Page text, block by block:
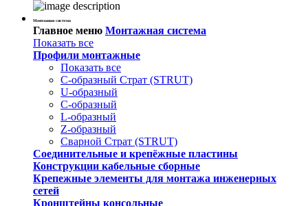
Монтажная система
Главное меню Монтажная система
Показать все
Профили монтажные
Показать все
С-образный Страт (STRUT)
U-образный
С-образный
L-образный
Z-образный
Сварной Страт (STRUT)
Соединительные и крепёжные пластины
Конструкции кабельные сборные
Крепежные элементы для монтажа инженерных
сетей
Кронштейны консольные